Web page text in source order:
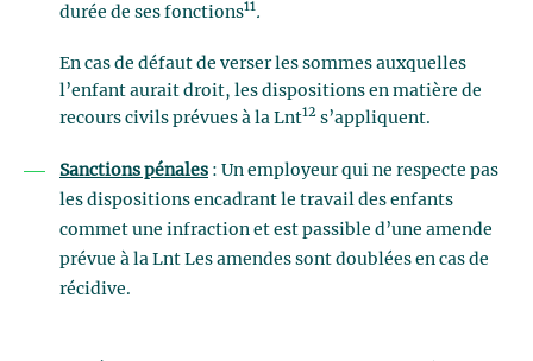
durée de ses fonctions11.
En cas de défaut de verser les sommes auxquelles
l’enfant aurait droit, les dispositions en matière de
recours civils prévues à la Lnt12 s’appliquent.
Sanctions pénales : Un employeur qui ne respecte pas
les dispositions encadrant le travail des enfants
commet une infraction et est passible d’une amende
prévue à la Lnt Les amendes sont doublées en cas de
récidive.